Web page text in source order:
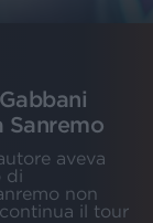
Sanremo
aveva
di
non
il tour